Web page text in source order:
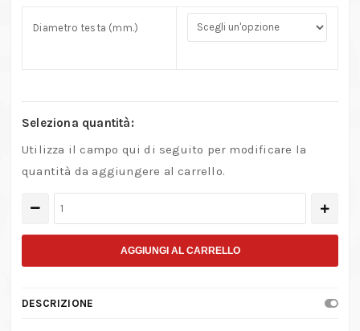
Diametro testa (mm.)
Seleziona quantità:
Utilizza il campo qui di seguito per modificare la
quantità da aggiungere al carrello.
rotativa
fiamma
metallo
AGGIUNGI AL CARRELLO
DESCRIZIONE